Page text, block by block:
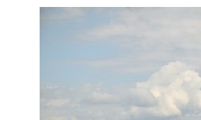
улицах
В Ростовской области
2000 жителей